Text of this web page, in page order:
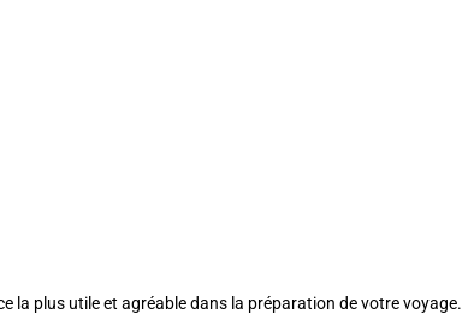
la plus utile et agréable dans la préparation de votre voyage.